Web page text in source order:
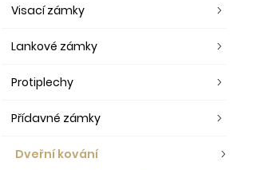
Visací zámky
Lankové zámky
Protiplechy
Přídavné zámky
Dveřní kování